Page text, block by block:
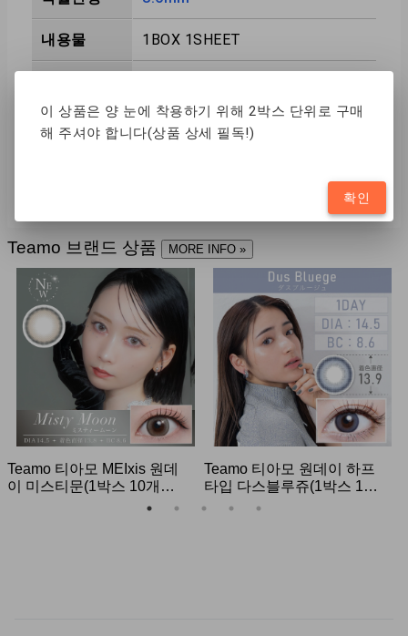
내용물 1BOX 1SHEET
제조국 TW
이 상품은 양 눈에 착용하기 위해 2박스 단위로 구매
해 주셔야 합니다(상품 상세 필독!)
확인